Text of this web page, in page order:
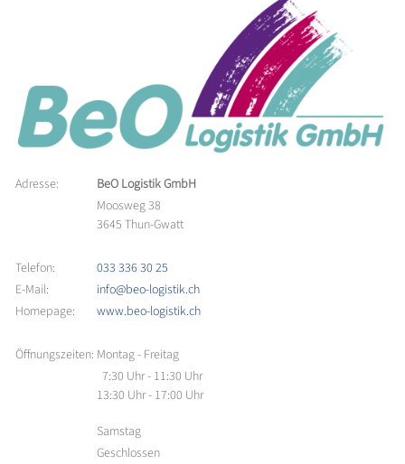
Adresse:
BeO Logistik GmbH
Moosweg 38
3645 Thun-Gwatt
Telefon:
033 336 30 25
E-Mail:
info@beo-logistik.ch
Homepage:
www.beo-logistik.ch
Öffnungszeiten: Montag - Freitag
7:30 Uhr - 11:30 Uhr
13:30 Uhr - 17:00 Uhr
Samstag
Geschlossen